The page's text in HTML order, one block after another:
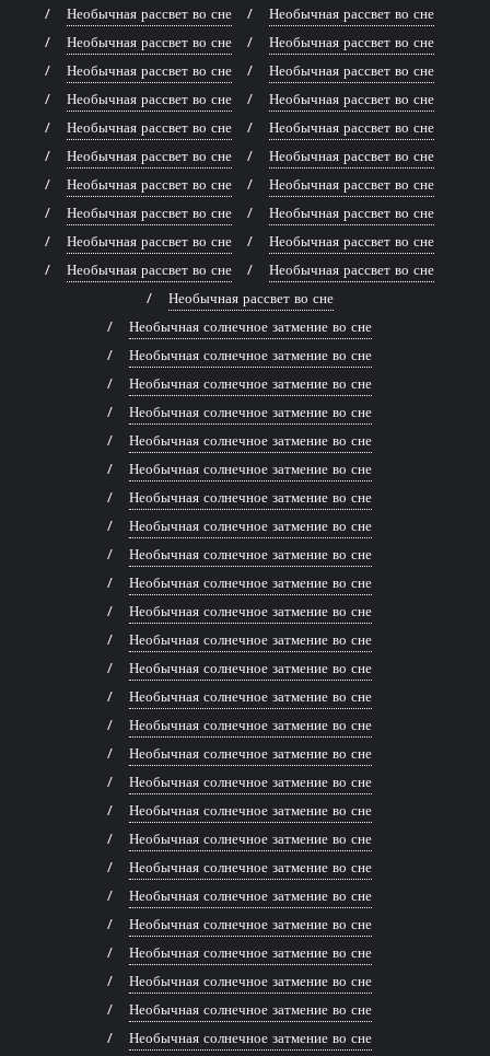
Необычная рассвет во сне
Необычная рассвет во сне
Необычная рассвет во сне
Необычная рассвет во сне
Необычная рассвет во сне
Необычная рассвет во сне
Необычная рассвет во сне
Необычная рассвет во сне
Необычная рассвет во сне
Необычная рассвет во сне
Необычная рассвет во сне
Необычная рассвет во сне
Необычная рассвет во сне
Необычная рассвет во сне
Необычная рассвет во сне
Необычная рассвет во сне
Необычная рассвет во сне
Необычная рассвет во сне
Необычная рассвет во сне
Необычная рассвет во сне
Необычная рассвет во сне
Необычная солнечное затмение во сне
Необычная солнечное затмение во сне
Необычная солнечное затмение во сне
Необычная солнечное затмение во сне
Необычная солнечное затмение во сне
Необычная солнечное затмение во сне
Необычная солнечное затмение во сне
Необычная солнечное затмение во сне
Необычная солнечное затмение во сне
Необычная солнечное затмение во сне
Необычная солнечное затмение во сне
Необычная солнечное затмение во сне
Необычная солнечное затмение во сне
Необычная солнечное затмение во сне
Необычная солнечное затмение во сне
Необычная солнечное затмение во сне
Необычная солнечное затмение во сне
Необычная солнечное затмение во сне
Необычная солнечное затмение во сне
Необычная солнечное затмение во сне
Необычная солнечное затмение во сне
Необычная солнечное затмение во сне
Необычная солнечное затмение во сне
Необычная солнечное затмение во сне
Необычная солнечное затмение во сне
Необычная солнечное затмение во сне